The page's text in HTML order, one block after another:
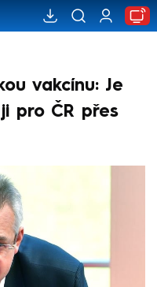
vakcínu: Je
pro ČR přes